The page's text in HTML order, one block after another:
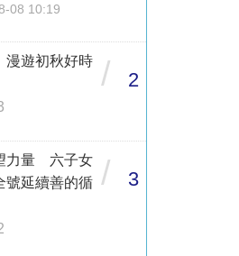
08 10:19
漫遊初秋好時 / 2
力量 六子女
號延續善的循 / 3